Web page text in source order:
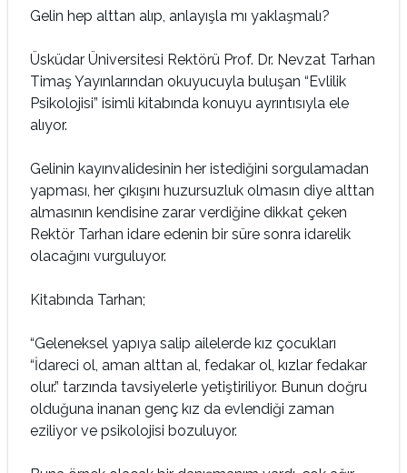
Gelin hep alttan alıp, anlayışla mı yaklaşmalı?
Üsküdar Üniversitesi Rektörü Prof. Dr. Nevzat Tarhan
Timaş Yayınlarından okuyucuyla buluşan “Evlilik
Psikolojisi” isimli kitabında konuyu ayrıntısıyla ele
alıyor.
Gelinin kayınvalidesinin her istediğini sorgulamadan
yapması, her çıkışını huzursuzluk olmasın diye alttan
almasının kendisine zarar verdiğine dikkat çeken
Rektör Tarhan idare edenin bir süre sonra idarelik
olacağını vurguluyor.
Kitabında Tarhan;
“Geleneksel yapıya salip ailelerde kız çocukları
“İdareci ol, aman alttan al, fedakar ol, kızlar fedakar
olur.” tarzında tavsiyelerle yetiştiriliyor. Bunun doğru
olduğuna inanan genç kız da evlendiği zaman
eziliyor ve psikolojisi bozuluyor.